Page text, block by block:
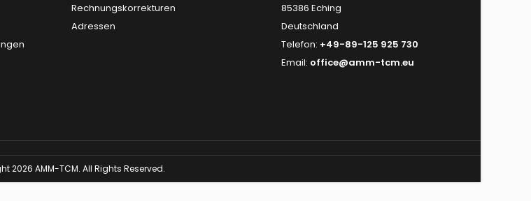
Rechnungskorrekturen
Adressen
85386 Eching
Deutschland
Telefon: +49-89-125 925 730
Email: office@amm-tcm.eu
2026 AMM-TCM. All Rights Reserved.